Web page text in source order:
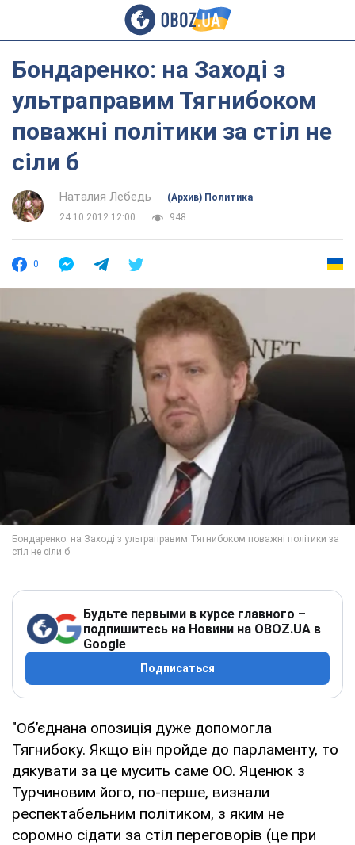
Бондаренко: на Заході з
ультраправим Тягнибоком
поважні політики за стіл не
сіли б
Наталия Лебедь
(Архив) Политика
24.10.2012 12:00
948
0
Будьте первыми в курсе главного –
подпишитесь на Новини на OBOZ.UA в
Google
Подписаться
"Об’єднана опозиція дуже допомогла
Тягнибоку. Якщо він пройде до парламенту, то
дякувати за це мусить саме ОО. Яценюк з
Турчиновим його, по-перше, визнали
респектабельним політиком, з яким не
соромно сідати за стіл переговорів (це при